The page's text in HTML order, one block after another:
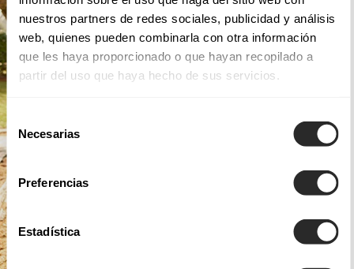
nuestros partners de redes sociales, publicidad y análisis
web, quienes pueden combinarla con otra información
que les haya proporcionado o que hayan recopilado a
partir del uso que haya hecho de sus servicios.
Selección
de
consentimiento
Necesarias
Preferencias
Estadística